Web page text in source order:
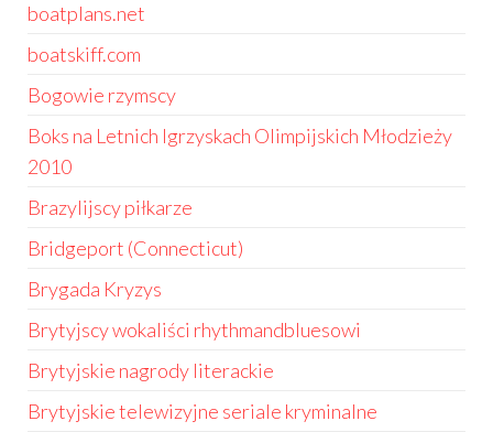
boatplans.net
boatskiff.com
Bogowie rzymscy
Boks na Letnich Igrzyskach Olimpijskich Młodzieży
2010
Brazylijscy piłkarze
Bridgeport (Connecticut)
Brygada Kryzys
Brytyjscy wokaliści rhythmandbluesowi
Brytyjskie nagrody literackie
Brytyjskie telewizyjne seriale kryminalne